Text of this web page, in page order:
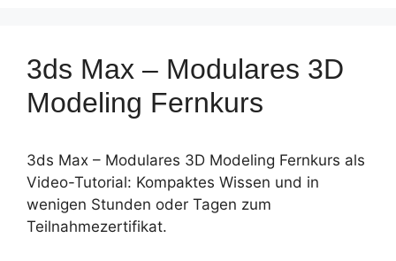
3ds Max – Modulares 3D
Modeling Fernkurs
3ds Max – Modulares 3D Modeling Fernkurs als
Video-Tutorial: Kompaktes Wissen und in
wenigen Stunden oder Tagen zum
Teilnahmezertifikat.